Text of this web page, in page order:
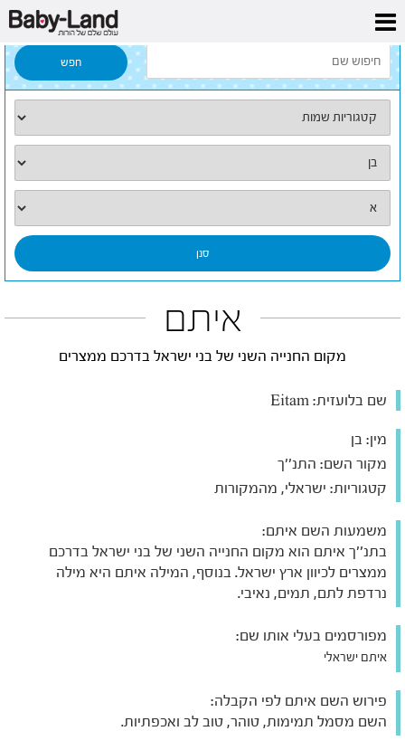
דף הבית
איתם
מקום החנייה השני של בני ישראל בדרכם ממצרים
שם בלועזית:
מין: בן
מקור השם: התנ''ך
קטגוריות: ישראלי, מהמקורות
משמעות השם איתם:
בתנ''ך איתם הוא מקום החנייה השני של בני ישראל בדרכם
ממצרים לכיוון ארץ ישראל. בנוסף, המילה איתם היא מילה
נרדפת לתם, תמים, נאיבי.
מפורסמים בעלי אותו שם:
איתם ישראלי
פירוש השם איתם לפי הקבלה:
השם מסמל תמימות, טוהר, טוב לב ואכפתיות.